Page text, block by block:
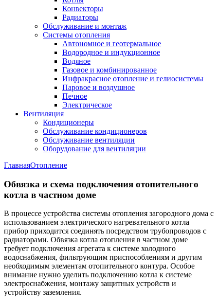
Конвекторы
Радиаторы
Обслуживание и монтаж
Системы отопления
Автономное и геотермальное
Водородное и индукционное
Водяное
Газовое и комбинированное
Инфракрасное отопление и гелиосистемы
Паровое и воздушное
Печное
Электрическое
Вентиляция
Кондиционеры
Обслуживание кондиционеров
Обслуживание вентиляции
Оборудование для вентиляции
ГлавнаяОтопление
Обвязка и схема подключения отопительного
котла в частном доме
В процессе устройства системы отопления загородного дома с
использованием электрического нагревательного котла
прибор приходится соединять посредством трубопроводов с
радиаторами. Обвязка котла отопления в частном доме
требует подключения агрегата к системе холодного
водоснабжения, фильтрующим приспособлениям и другим
необходимым элементам отопительного контура. Особое
внимание нужно уделить подключению котла к системе
электроснабжения, монтажу защитных устройств и
устройству заземления.